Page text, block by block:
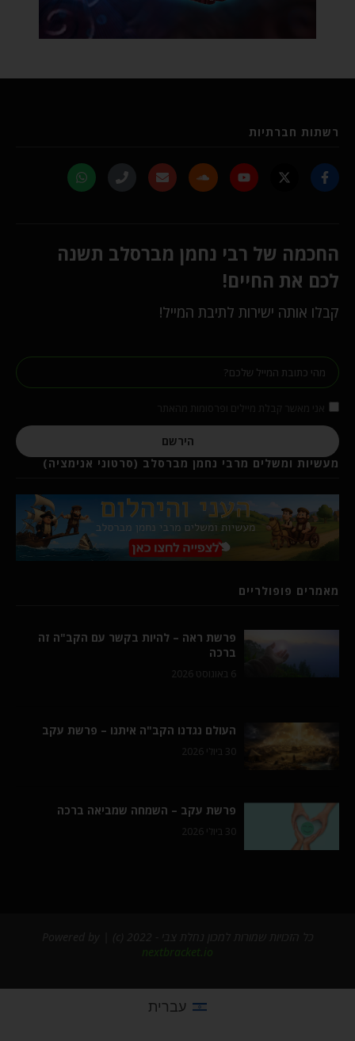
רשתות חברתיות
החכמה של רבי נחמן מברסלב תשנה
לכם את החיים!
קבלו אותה ישירות לתיבת המייל!
הירשם
מעשיות ומשלים מרבי נחמן מברסלב (סרטוני אנימציה)
מאמרים פופולריים
פרשת ראה – להיות בקשר עם הקב"ה זה
ברכה
6 באוגוסט 2026
העולם נגדנו הקב"ה איתנו – פרשת עקב
30 ביולי 2026
פרשת עקב – השמחה שמביאה ברכה
30 ביולי 2026
nextbracket.io
עברית